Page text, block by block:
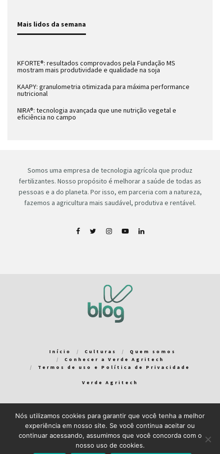
Mais lidos da semana
KFORTE®: resultados comprovados pela Fundação MS
mostram mais produtividade e qualidade na soja
KAAPY: granulometria otimizada para máxima performance
nutricional
NIRA®: tecnologia avançada que une nutrição vegetal e
eficiência no campo
Somos uma empresa de tecnologia agrícola que produz
fertilizantes. Nosso propósito é melhorar a saúde de todas as
pessoas e a do planeta. Por isso, em parceria com a natureza,
fazemos a agricultura mais saudável, produtiva e rentável.
Início Culturas
Quem somos
Conhecer a Verde Agritech
Termos de uso e Política de Privacidade
Verde Agritech
Bem-vindo ao Verde Blog! Para que a sua experiência em nosso
blog seja a melhor possível, utilizamos cookies. Você pode
aceitar ou gerenciar seus cookiesaqui.
Nós utilizamos cookies para garantir que você tenha a melhor
experiência em nosso site. Se você continua aceitar ou
continuar acessando, assumimos que você concorda com o
nosso uso de cookies.